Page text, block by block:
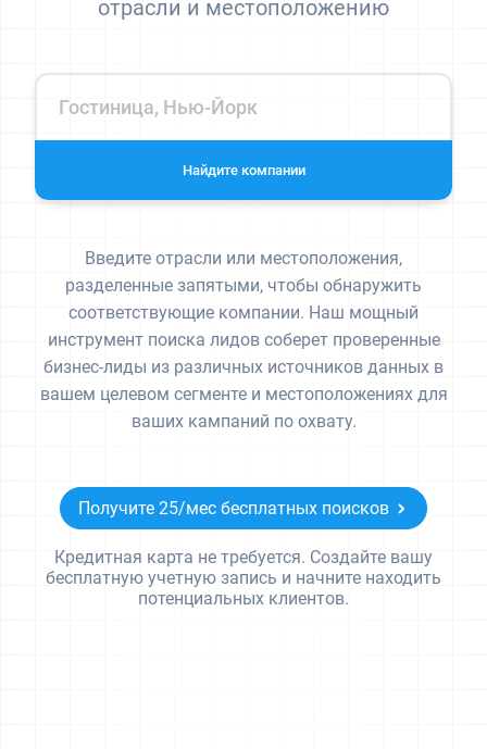
отрасли и местоположению
Найдите компании
Введите отрасли или местоположения,
разделенные запятыми, чтобы обнаружить
соответствующие компании. Наш мощный
инструмент поиска лидов соберет проверенные
бизнес-лиды из различных источников данных в
вашем целевом сегменте и местоположениях для
ваших кампаний по охвату.
Получите 25/мес бесплатных поисков
Кредитная карта не требуется. Создайте вашу
бесплатную учетную запись и начните находить
потенциальных клиентов.